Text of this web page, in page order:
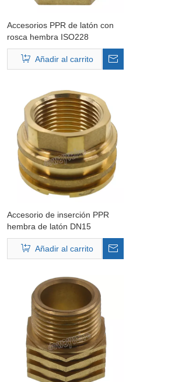
Accesorios PPR de latón con
rosca hembra ISO228
Añadir al carrito
Accesorio de inserción PPR
hembra de latón DN15
Añadir al carrito